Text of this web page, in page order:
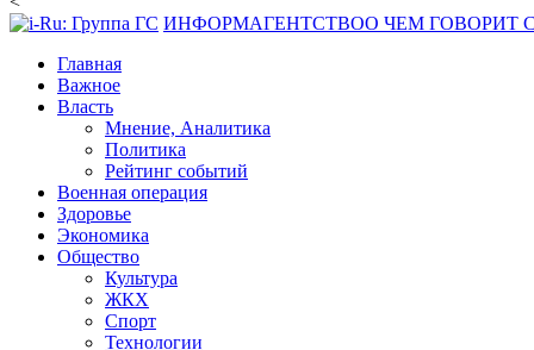
ИНФОРМАГЕНТСТВОО ЧЕМ ГОВОРИТ
Главная
Важное
Власть
Мнение, Аналитика
Политика
Рейтинг событий
Военная операция
Здоровье
Экономика
Общество
Культура
ЖКХ
Спорт
Технологии